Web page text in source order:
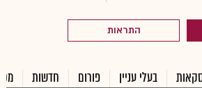
התראות
בעלי עניין פורום חדשות